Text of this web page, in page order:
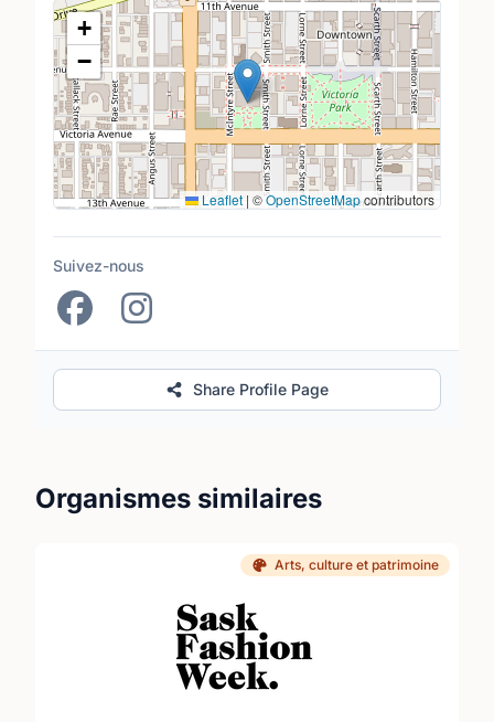
Lieu
+
−
Leaflet | ©OpenStreetMapcontributors
Suivez-nous
Share Profile Page
Organismes similaires
Arts, culture et patrimoine